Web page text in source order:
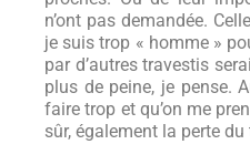
n’ont pas demandée.
je suis trop « homme »
par d’autres travestis
plus de peine, je pense.
faire trop et qu’on me
sûr, également la perte